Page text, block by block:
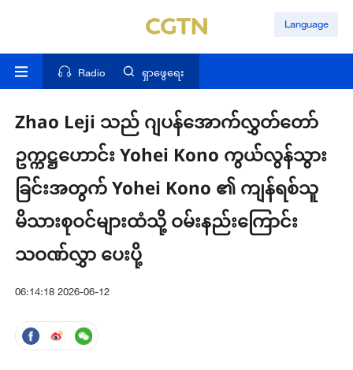
Language
Radio ရှာဖွေရေး
Zhao Leji သည် ဂျပန်အောက်လွှတ်တော်
ဥက္ကဋ္ဌဟောင်း Yohei Kono ကွယ်လွန်သွား
ခြင်းအတွက် Yohei Kono ၏ ကျန်ရစ်သူ
မိသားစုဝင်များထံသို့ ဝမ်းနည်းကြောင်း
သဝဏ်လွှာ ပေးပို့
06:14:18 2026-06-12